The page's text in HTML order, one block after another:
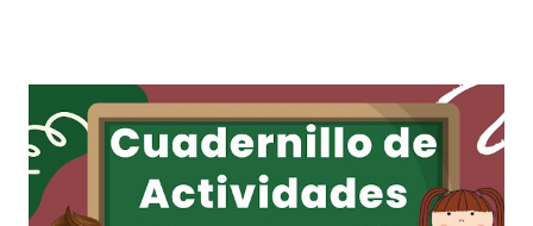
semana. Esperando que este material sea de gran utilidad para
fortalecer los procesos de enseñanza y aprendizaje para que los
alumnos alcacen los niveles de logro educativo. Agradecemos a
los creadores de estos increibles archivos ya que gracias a su